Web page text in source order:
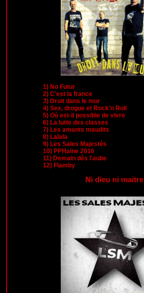
1) No Futur
2) C'est la france
3) Droit dans le mur
4) Sex, drogue et Rock'n Roll
5) Où est-il possible de vivre
6) La lutte des classes
7) Les amants maudits
8) Lalala
9) Les Sales Majestés
10) PPHaine 2016
11) Demain dès l'aube
12) Flamby
Ni dieu ni maitre